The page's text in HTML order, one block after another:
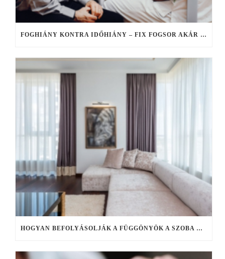
FOGHIÁNY KONTRA IDŐHIÁNY – FIX FOGSOR AKÁR EGY NAP ALATT, HA NINCS IDŐ ELHÚZÓDÓ KEZELÉSEKRE
HOGYAN BEFOLYÁSOLJÁK A FÜGGÖNYÖK A SZOBA HANGULATÁT?